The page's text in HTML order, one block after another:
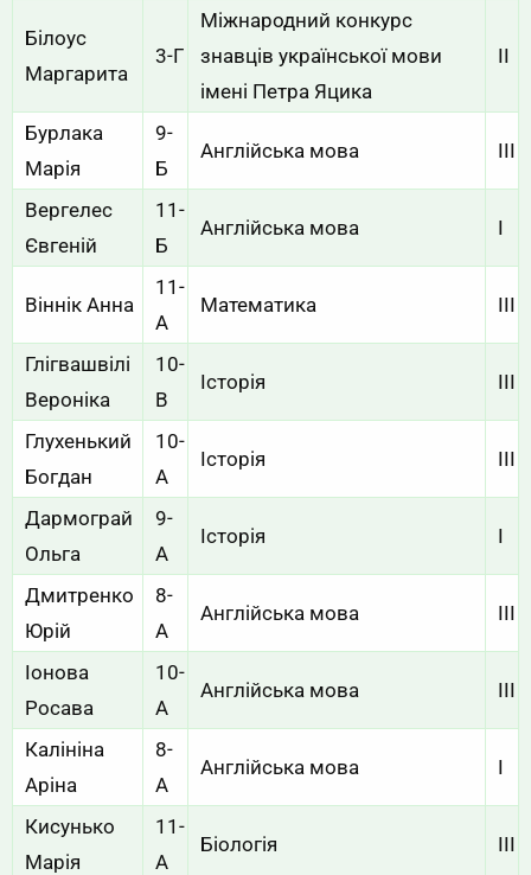
Білоус
Маргарита
3-Г
Міжнародний конкурс
знавців української мови
імені Петра Яцика
ІІ
Бурлака
Марія
9-
Б
Англійська мова ІІІ
Вергелес
Євгеній
11-
Б
Англійська мова І
Віннік Анна
11-
А
Математика ІІІ
Глігвашвілі
Вероніка
10-
В
Історія III
Глухенький
Богдан
10-
А
Історія III
Дармограй
Ольга
9-
A
Історія I
Дмитренко
Юрій
8-
А
Англійська мова III
Іонова
Росава
10-
А
Англійська мова III
Калініна
Аріна
8-
A
Англійська мова I
Кисунько
Марія
11-
А
Біологія III